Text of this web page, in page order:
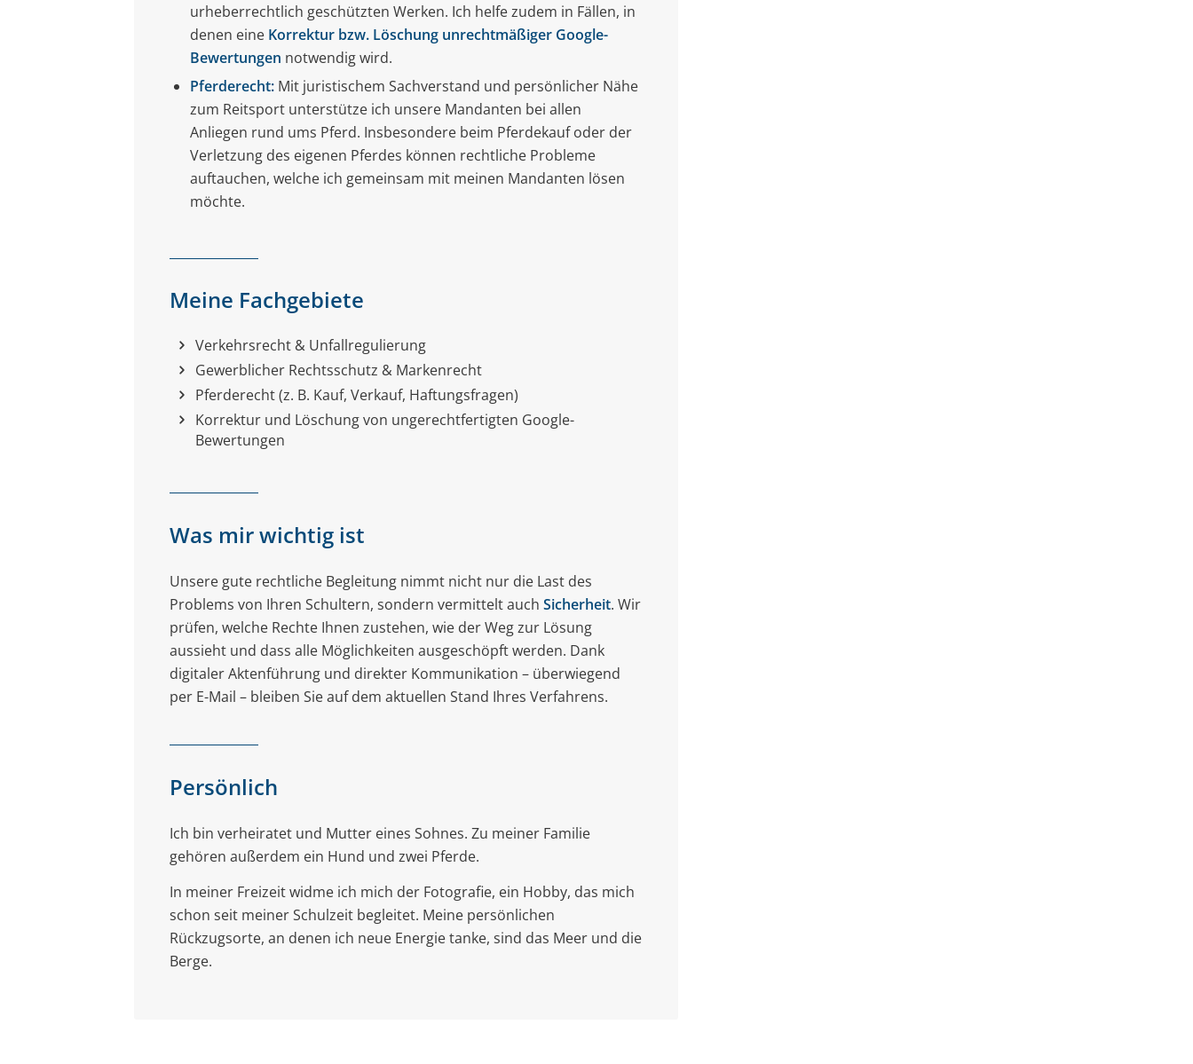
urheberrechtlich geschützten Werken. Ich helfe zudem in Fällen, in
denen eine Korrektur bzw. Löschung unrechtmäßiger Google-
Bewertungen notwendig wird.
Pferderecht:Mit juristischem Sachverstand und persönlicher Nähe
zum Reitsport unterstütze ich unsere Mandanten bei allen
Anliegen rund ums Pferd. Insbesondere beim Pferdekauf oder der
Verletzung des eigenen Pferdes können rechtliche Probleme
auftauchen, welche ich gemeinsam mit meinen Mandanten lösen
möchte.
Meine Fachgebiete
Verkehrsrecht & Unfallregulierung
Gewerblicher Rechtsschutz & Markenrecht
Pferderecht (z. B. Kauf, Verkauf, Haftungsfragen)
Korrektur und Löschung von ungerechtfertigten Google-
Bewertungen
Was mir wichtig ist
Unsere gute rechtliche Begleitung nimmt nicht nur die Last des
Problems von Ihren Schultern, sondern vermittelt auch Sicherheit. Wir
prüfen, welche Rechte Ihnen zustehen, wie der Weg zur Lösung
aussieht und dass alle Möglichkeiten ausgeschöpft werden. Dank
digitaler Aktenführung und direkter Kommunikation – überwiegend
per E-Mail – bleiben Sie auf dem aktuellen Stand Ihres Verfahrens.
Persönlich
Ich bin verheiratet und Mutter eines Sohnes. Zu meiner Familie
gehören außerdem ein Hund und zwei Pferde.
In meiner Freizeit widme ich mich der Fotografie, ein Hobby, das mich
schon seit meiner Schulzeit begleitet. Meine persönlichen
Rückzugsorte, an denen ich neue Energie tanke, sind das Meer und die
Berge.